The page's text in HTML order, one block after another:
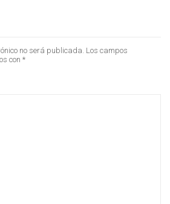
no será publicada. Los campos
con *